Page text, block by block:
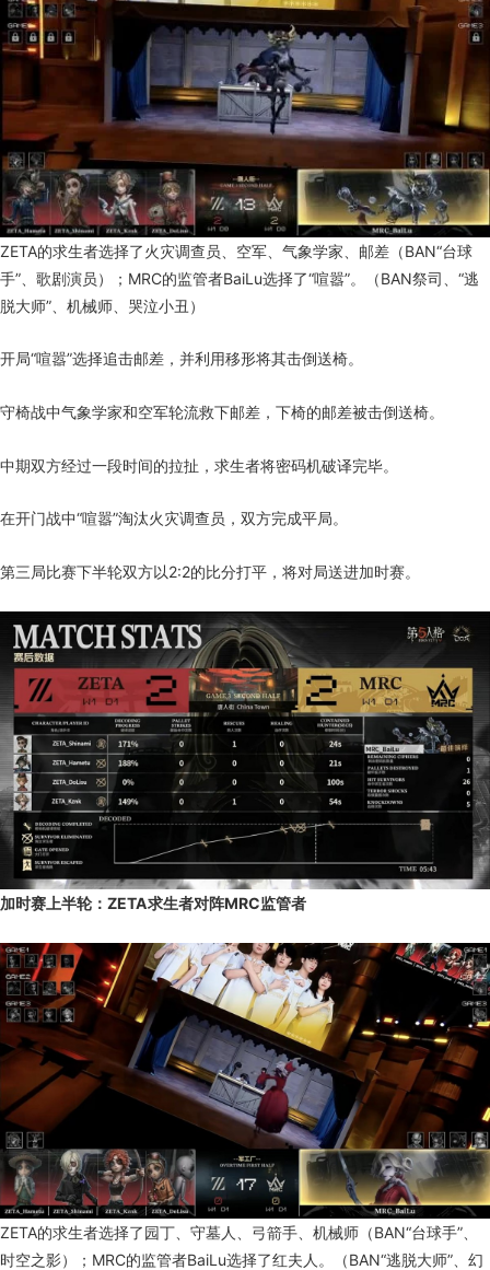
ZETA的求生者选择了火灾调查员、空军、气象学家、邮差（BAN“台球
手”、歌剧演员）；MRC的监管者BaiLu选择了“喧嚣”。（BAN祭司、“逃
脱大师”、机械师、哭泣小丑）
开局“喧嚣”选择追击邮差，并利用移形将其击倒送椅。
守椅战中气象学家和空军轮流救下邮差，下椅的邮差被击倒送椅。
中期双方经过一段时间的拉扯，求生者将密码机破译完毕。
在开门战中“喧嚣”淘汰火灾调查员，双方完成平局。
第三局比赛下半轮双方以2:2的比分打平，将对局送进加时赛。
加时赛上半轮：ZETA求生者对阵MRC监管者
ZETA的求生者选择了园丁、守墓人、弓箭手、机械师（BAN“台球手”、
时空之影）；MRC的监管者BaiLu选择了红夫人。（BAN“逃脱大师”、幻